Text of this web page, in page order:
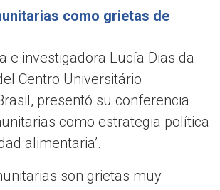
como grietas de
e investigadora Lucía Dias da
Centro Universitário
presentó su conferencia
como estrategia política
alimentaria’.
son grietas muy